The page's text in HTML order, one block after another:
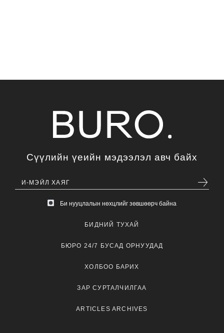
Сүүлийн үеийн мэдээлэл авч байх
Би нууцлалын нөхцлийг зөвшөөрч байна
БИДНИЙ ТУХАЙ
БЮРО 24/7 БУСАД ОРНУУДАД
ХОЛБОО БАРИХ
ЗАР СУРТАЛЧИЛГАА
ARTICLES ARCHIVES